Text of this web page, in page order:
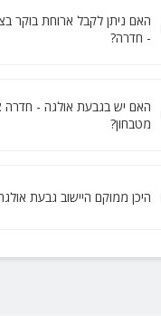
האם ניתן לקבל ארוחת בוקר
- חדרה?
האם יש בגבעת אולגה - חדרה
מטבחון?
היכן ממוקם היישוב גבעת